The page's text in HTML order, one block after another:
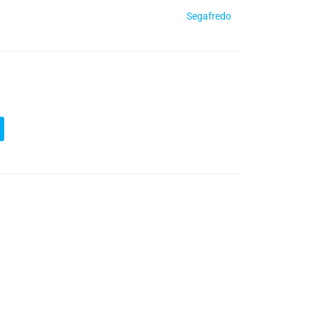
Segafredo